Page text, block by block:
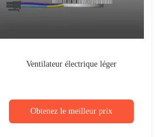
Ventilateur électrique léger
Obtenez le meilleur prix